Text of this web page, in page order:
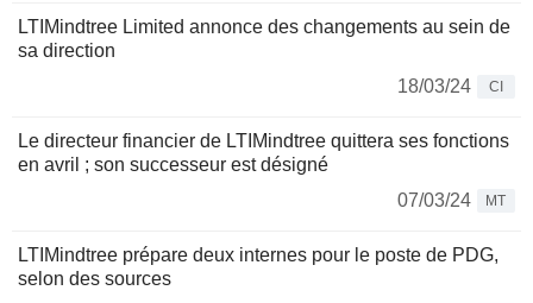
LTIMindtree Limited annonce des changements au sein de
sa direction
18/03/24
CI
Le directeur financier de LTIMindtree quittera ses fonctions
en avril ; son successeur est désigné
07/03/24
MT
LTIMindtree prépare deux internes pour le poste de PDG,
selon des sources